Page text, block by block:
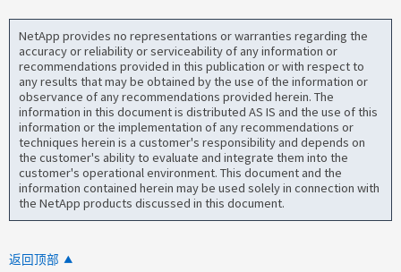
NetApp provides no representations or warranties regarding the
accuracy or reliability or serviceability of any information or
recommendations provided in this publication or with respect to
any results that may be obtained by the use of the information or
observance of any recommendations provided herein. The
information in this document is distributed AS IS and the use of this
information or the implementation of any recommendations or
techniques herein is a customer's responsibility and depends on
the customer's ability to evaluate and integrate them into the
customer's operational environment. This document and the
information contained herein may be used solely in connection with
the NetApp products discussed in this document.
返回顶部